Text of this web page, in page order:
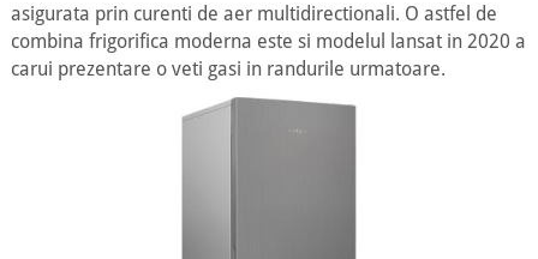
asigurata prin curenti de aer multidirectionali. O astfel de
combina frigorifica moderna este si modelul lansat in 2020 a
carui prezentare o veti gasi in randurile urmatoare.